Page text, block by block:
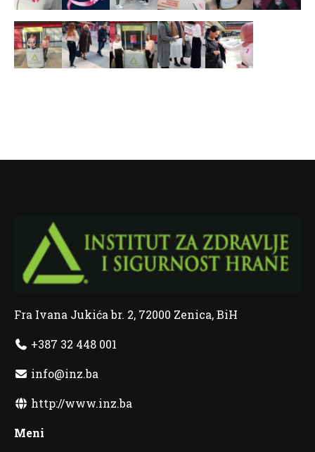
Fra Ivana Jukića br. 2, 72000 Zenica, BiH
+387 32 448 001
info@inz.ba
http://www.inz.ba
Meni